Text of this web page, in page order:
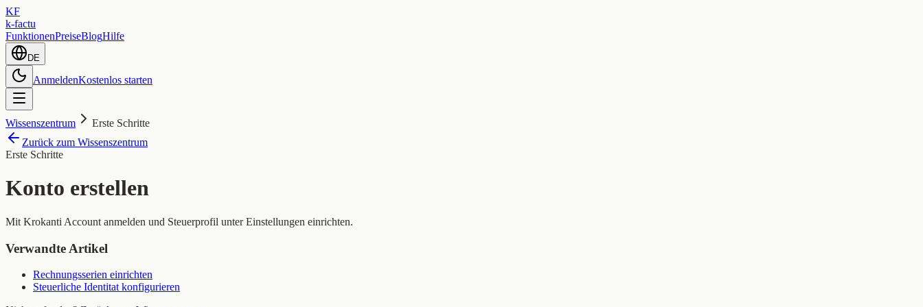
KF
k-factu
FunktionenPreiseBlogHilfe
DE
AnmeldenKostenlos starten
Wissenszentrum
Erste Schritte
Zurück zum Wissenszentrum
Erste Schritte
Konto erstellen
Mit Krokanti Account anmelden und Steuerprofil unter Einstellungen einrichten.
Verwandte Artikel
Rechnungsserien einrichten
Steuerliche Identitat konfigurieren